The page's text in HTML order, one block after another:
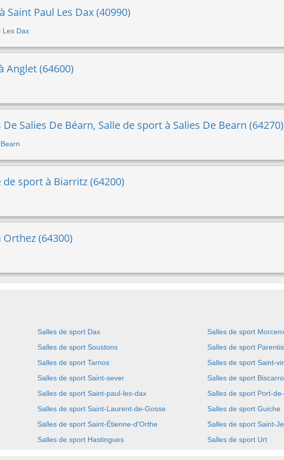
Saint Paul Les Dax (40990)
Les Dax
Anglet (64600)
Salies De Béarn, Salle de sport à Salies De Bearn (64270)
sport à Biarritz (64200)
(64300)
Salles de sport Dax
Salles de sport
Salles de sport Soustons
Salles de sport
Salles de sport Tarnos
Salles de sport Saint-
Salles de sport Saint-sever
Salles de sport
Salles de sport Saint-paul-les-dax
Salles de sport Port-
Salles de sport Saint-Laurent-de-Gosse
Salles de sport Guiche
Salles de sport Saint-Étienne-d'Orthe
Salles de sport Saint-
Salles de sport Hastingues
Salles de sport Urt